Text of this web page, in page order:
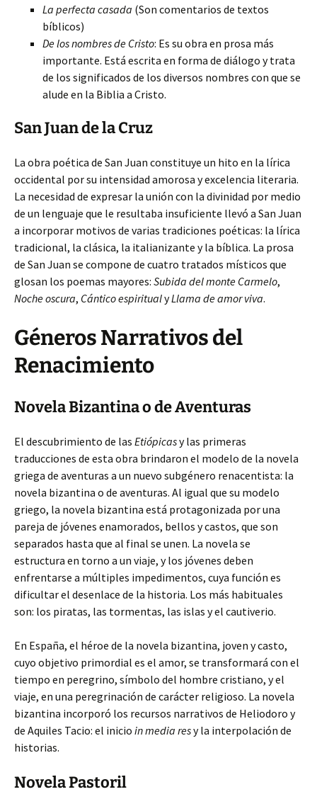
La perfecta casada (Son comentarios de textos
bíblicos)
De los nombres de Cristo: Es su obra en prosa más
importante. Está escrita en forma de diálogo y trata
de los significados de los diversos nombres con que se
alude en la Biblia a Cristo.
San Juan de la Cruz
La obra poética de San Juan constituye un hito en la lírica
occidental por su intensidad amorosa y excelencia literaria.
La necesidad de expresar la unión con la divinidad por medio
de un lenguaje que le resultaba insuficiente llevó a San Juan
a incorporar motivos de varias tradiciones poéticas: la lírica
tradicional, la clásica, la italianizante y la bíblica. La prosa
de San Juan se compone de cuatro tratados místicos que
glosan los poemas mayores: Subida del monte Carmelo,
Noche oscura, Cántico espiritualyLlama de amor viva.
Géneros Narrativos del
Renacimiento
Novela Bizantina o de Aventuras
El descubrimiento de las Etiópicasy las primeras
traducciones de esta obra brindaron el modelo de la novela
griega de aventuras a un nuevo subgénero renacentista: la
novela bizantina o de aventuras. Al igual que su modelo
griego, la novela bizantina está protagonizada por una
pareja de jóvenes enamorados, bellos y castos, que son
separados hasta que al final se unen. La novela se
estructura en torno a un viaje, y los jóvenes deben
enfrentarse a múltiples impedimentos, cuya función es
dificultar el desenlace de la historia. Los más habituales
son: los piratas, las tormentas, las islas y el cautiverio.
En España, el héroe de la novela bizantina, joven y casto,
cuyo objetivo primordial es el amor, se transformará con el
tiempo en peregrino, símbolo del hombre cristiano, y el
viaje, en una peregrinación de carácter religioso. La novela
bizantina incorporó los recursos narrativos de Heliodoro y
de Aquiles Tacio: el inicio in media resy la interpolación de
historias.
Novela Pastoril